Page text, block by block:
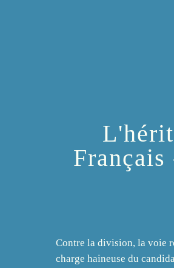
Contre la division, la voie
charge haineuse du